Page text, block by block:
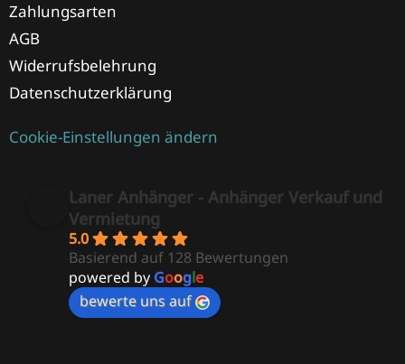
Zahlungsarten
AGB
Widerrufsbelehrung
Datenschutzerklärung
Cookie-Einstellungen ändern
Laner Anhänger - Anhänger Verkauf und
Vermietung
5.0
Basierend auf 128 Bewertungen
powered by Google
bewerte uns auf